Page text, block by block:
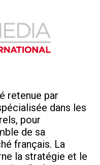
retenue par
dans les
pour
de sa
français. La
la stratégie et le